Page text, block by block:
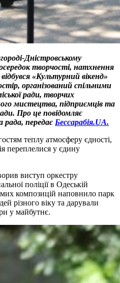
Дністровському
творчості, натхнення
«Культурний вікенд»
організований спільними
ради, творчих
мистецтва, підприємців та
Про це повідомляє
рада, передає Бессарабія.UA.
теплу атмосферу єдності,
переплелися у єдину
виступ оркестру
поліції в Одеській
композицій наповнило парк
різного віку та дарували
у майбутнє.